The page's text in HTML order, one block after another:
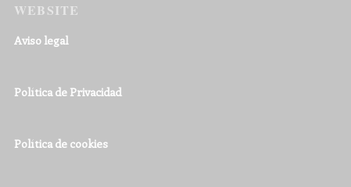
WEBSITE
Aviso legal
Política de Privacidad
Política de cookies